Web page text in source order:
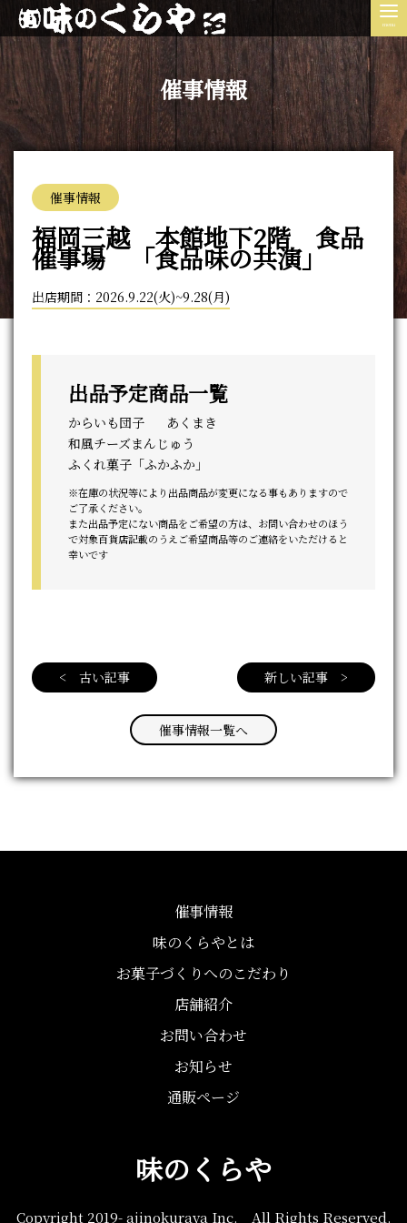
menu
催事情報
催事情報
福岡三越 本館地下2階 食品
催事場 「食品味の共演」
出店期間：2026.9.22(火)~9.28(月)
出品予定商品一覧
からいも団子
あくまき
和風チーズまんじゅう
ふくれ菓子「ふかふか」
※在庫の状況等により出品商品が変更になる事もありますので
ご了承ください。
また出品予定にない商品をご希望の方は、お問い合わせのほう
で対象百貨店記載のうえご希望商品等のご連絡をいただけると
幸いです
< 古い記事 新しい記事 >
催事情報一覧へ
催事情報
味のくらやとは
お菓子づくりへのこだわり
店舗紹介
お問い合わせ
お知らせ
通販ページ
味のくらや
Copyright 2019- ajinokuraya Inc. All Rights Reserved.